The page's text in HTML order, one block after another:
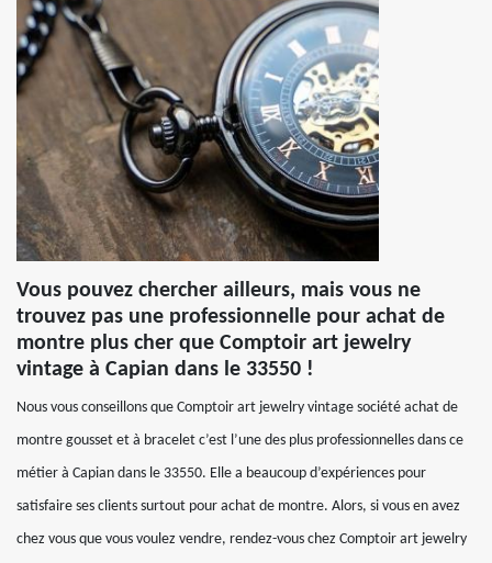
Vous pouvez chercher ailleurs, mais vous ne
trouvez pas une professionnelle pour achat de
montre plus cher que Comptoir art jewelry
vintage à Capian dans le 33550 !
Nous vous conseillons que Comptoir art jewelry vintage société achat de
montre gousset et à bracelet c’est l’une des plus professionnelles dans ce
métier à Capian dans le 33550. Elle a beaucoup d’expériences pour
satisfaire ses clients surtout pour achat de montre. Alors, si vous en avez
chez vous que vous voulez vendre, rendez-vous chez Comptoir art jewelry